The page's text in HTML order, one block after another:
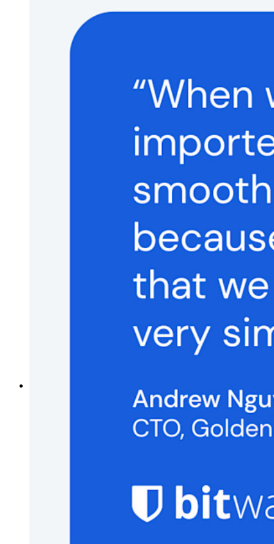
Funzionalità principali dei piani personali
TOTP integrato
Condivisione sicura con Send
Multipiattaforma con dispositivi illimitati
Funzionalità principali dei piani Business